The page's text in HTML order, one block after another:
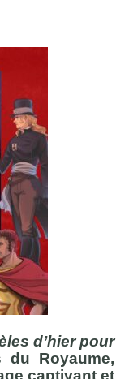
d’hier pour
Royaume,
captivant et